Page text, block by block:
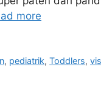
more
, pediatrik,Toddlers,